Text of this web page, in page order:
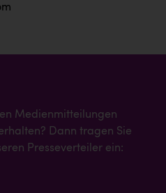
Medienmitteilungen
Dann tragen Sie
Presseverteiler ein: